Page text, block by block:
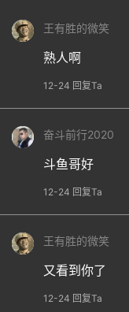
王有胜的微笑
熟人啊
12-24 回复Ta
奋斗前行2020
斗鱼哥好
12-24 回复Ta
王有胜的微笑
又看到你了
12-24 回复Ta